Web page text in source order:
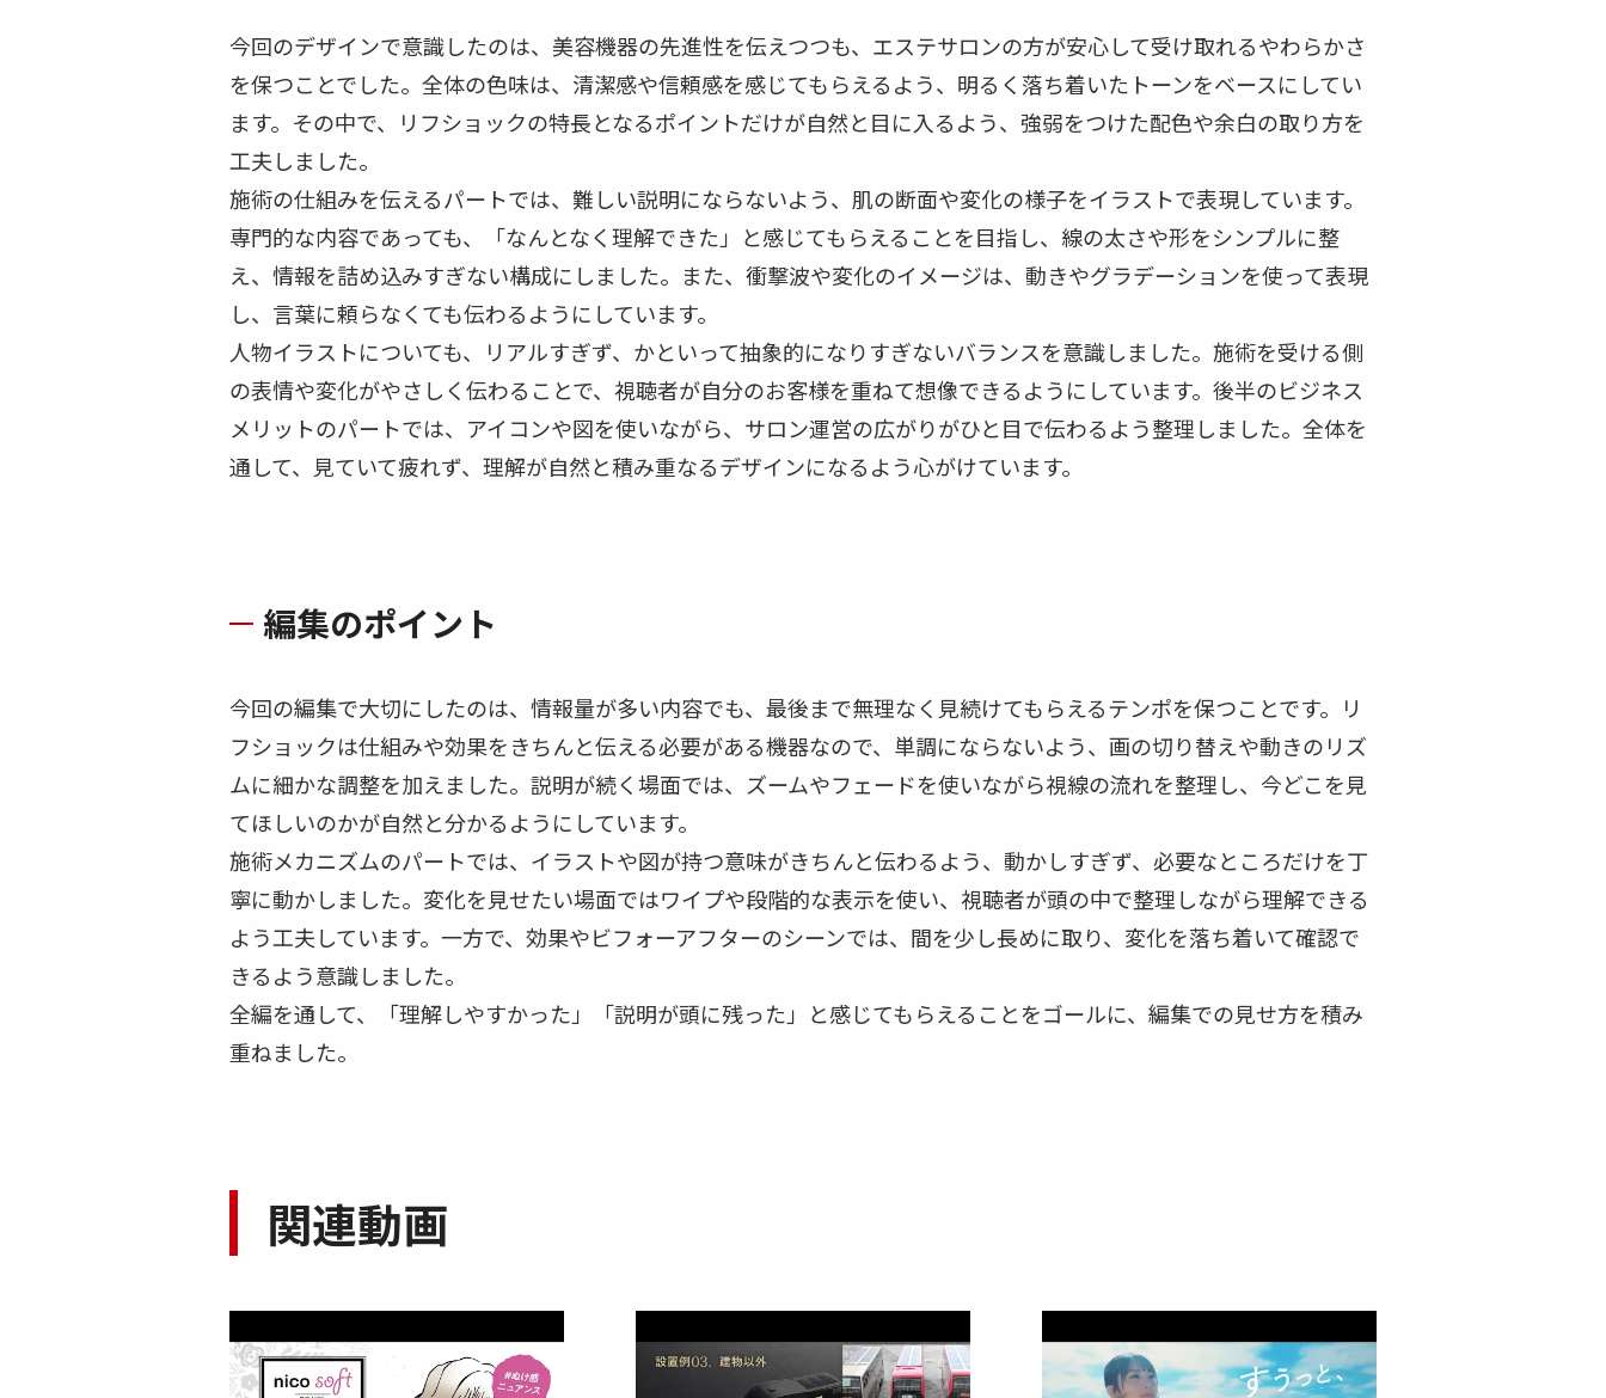
今回のデザインで意識したのは、美容機器の先進性を伝えつつも、エステサロンの方が安心して受け取れるやわらかさ
を保つことでした。全体の色味は、清潔感や信頼感を感じてもらえるよう、明るく落ち着いたトーンをベースにしてい
ます。その中で、リフショックの特長となるポイントだけが自然と目に入るよう、強弱をつけた配色や余白の取り方を
工夫しました。
施術の仕組みを伝えるパートでは、難しい説明にならないよう、肌の断面や変化の様子をイラストで表現しています。
専門的な内容であっても、「なんとなく理解できた」と感じてもらえることを目指し、線の太さや形をシンプルに整
え、情報を詰め込みすぎない構成にしました。また、衝撃波や変化のイメージは、動きやグラデーションを使って表現
し、言葉に頼らなくても伝わるようにしています。
人物イラストについても、リアルすぎず、かといって抽象的になりすぎないバランスを意識しました。施術を受ける側
の表情や変化がやさしく伝わることで、視聴者が自分のお客様を重ねて想像できるようにしています。後半のビジネス
メリットのパートでは、アイコンや図を使いながら、サロン運営の広がりがひと目で伝わるよう整理しました。全体を
通して、見ていて疲れず、理解が自然と積み重なるデザインになるよう心がけています。
編集のポイント
今回の編集で大切にしたのは、情報量が多い内容でも、最後まで無理なく見続けてもらえるテンポを保つことです。リ
フショックは仕組みや効果をきちんと伝える必要がある機器なので、単調にならないよう、画の切り替えや動きのリズ
ムに細かな調整を加えました。説明が続く場面では、ズームやフェードを使いながら視線の流れを整理し、今どこを見
てほしいのかが自然と分かるようにしています。
施術メカニズムのパートでは、イラストや図が持つ意味がきちんと伝わるよう、動かしすぎず、必要なところだけを丁
寧に動かしました。変化を見せたい場面ではワイプや段階的な表示を使い、視聴者が頭の中で整理しながら理解できる
よう工夫しています。一方で、効果やビフォーアフターのシーンでは、間を少し長めに取り、変化を落ち着いて確認で
きるよう意識しました。
全編を通して、「理解しやすかった」「説明が頭に残った」と感じてもらえることをゴールに、編集での見せ方を積み
重ねました。
関連動画